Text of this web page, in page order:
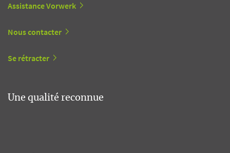
Assistance Vorwerk
Nous contacter
Se rétracter
Une qualité reconnue